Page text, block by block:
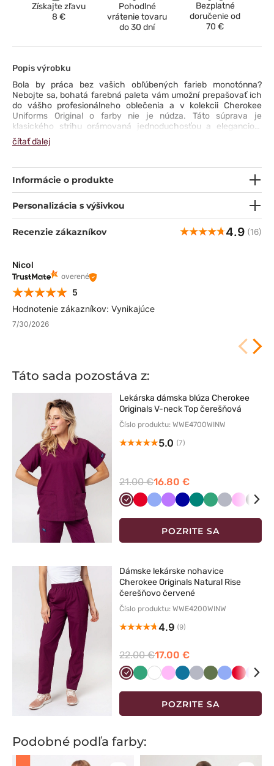
Získajte zľavu
8 €
Pohodlné
vrátenie tovaru
do 30 dní
Bezplatné
doručenie od
70 €
Popis výrobku
Bola by práca bez vašich obľúbených farieb monotónna?
Nebojte sa, bohatá farebná paleta vám umožní prepašovať ich
do vášho profesionálneho oblečenia a v kolekcii Cherokee
Uniforms Original o farby nie je núdza. Táto súprava je
klasického strihu orámovaná jednoduchosťou a eleganciou.
Skladá sa z blúzky s výstrihom do V, bočnými rozparky
a priestrannými vreckami a nohavíc s jemne zúženými
vreckami. Odolná a ľahko udržiavateľná tkanina, ktorú môžete
prať na 70 °C, je pohodlná a spoľahlivá na nosenie. Zostáva už
čítať ďalej
Informácie o produkte
Personalizácia s výšivkou
Recenzie zákazníkov 4.9 (16)
Nicol
overené
5
Hodnotenie zákazníkov: Vynikajúce
7/30/2026
Táto sada pozostáva z:
Lekárska dámska blúza Cherokee
Originals V-neck Top čerešňová
Číslo produktu: WWE4700WINW
5.0 (7)
21.00 €16.80 €
WiśniowyCzerwony
Klasyczny
Fioletowy
Granatowy
ZielonyJasnyPopielaty
Różowy
POZRITE SA
Dámske lekárske nohavice
Cherokee Originals Natural Rise
čerešňovo červené
Číslo produktu: WWE4200WINW
4.9 (9)
22.00 €17.00 €
Wiśniowy
JasnyBiałyRóżowyKaraibskiPopielaty
Oliwkowy
Klasyczny
POZRITE SA
Podobné podľa farby: